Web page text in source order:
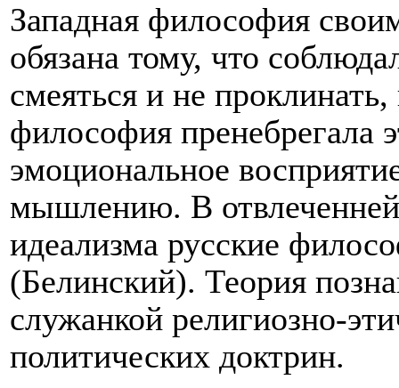
Западная философия
обязана тому, что
смеяться и не
философия пренебрегала
эмоциональное
мышлению. В
идеализма русские
(Белинский). Теория
служанкой религиозно-
политических доктрин.